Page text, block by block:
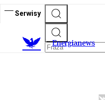
Serwisy
Energianews